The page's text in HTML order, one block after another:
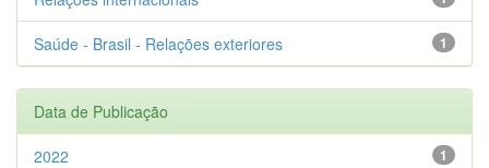
1
Saúde - Brasil - Relações exteriores
Data de Publicação
1
2022